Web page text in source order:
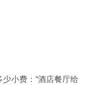
小费：“酒店餐厅给